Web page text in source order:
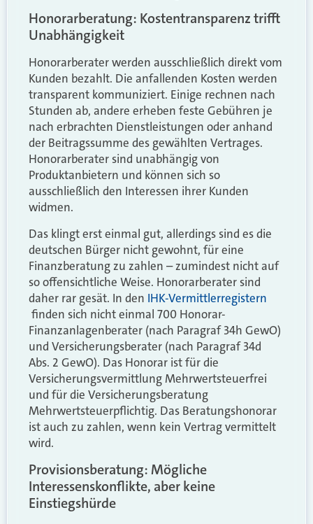
Honorarberatung: Kostentransparenz trifft
Unabhängigkeit
Honorarberater werden ausschließlich direkt vom
Kunden bezahlt. Die anfallenden Kosten werden
transparent kommuniziert. Einige rechnen nach
Stunden ab, andere erheben feste Gebühren je
nach erbrachten Dienstleistungen oder anhand
der Beitragssumme des gewählten Vertrages.
Honorarberater sind unabhängig von
Produktanbietern und können sich so
ausschließlich den Interessen ihrer Kunden
widmen.
Das klingt erst einmal gut, allerdings sind es die
deutschen Bürger nicht gewohnt, für eine
Finanzberatung zu zahlen – zumindest nicht auf
so offensichtliche Weise. Honorarberater sind
daher rar gesät. In den IHK-Vermittlerregistern
finden sich nicht einmal 700 Honorar-
Finanzanlagenberater (nach Paragraf 34h GewO)
und Versicherungsberater (nach Paragraf 34d
Abs. 2 GewO). Das Honorar ist für die
Versicherungsvermittlung Mehrwertsteuerfrei
und für die Versicherungsberatung
Mehrwertsteuerpflichtig. Das Beratungshonorar
ist auch zu zahlen, wenn kein Vertrag vermittelt
wird.
Provisionsberatung: Mögliche
Interessenskonflikte, aber keine
Einstiegshürde